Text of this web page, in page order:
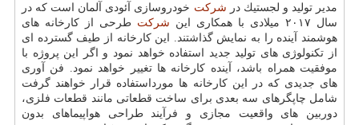
مدیر تولید و لجستیك در شركت خودروسازی آئودی آلمان است كه در
سال ۲۰۱۷ میلادی با همكاری این
شركت طرحی از كارخانه های
هوشمند آینده را به نمایش گذاشتند. این كارخانه از طیف گسترده ای
از تكنولوژی های تولید جدید استفاده خواهد نمود و اگر این پروژه با
موفقیت همراه باشد، آینده كارخانه ها تغییر خواهد نمود. فن آوری
های جدیدی كه در این كارخانه ها مورداستفاده قرار خواهند گرفت
شامل چاپگرهای سه بعدی برای ساخت قطعاتی مانند قطعات فلزی،
دوربین های واقعیت مجازی و فرآیند طراحی هواپیماهای بدون